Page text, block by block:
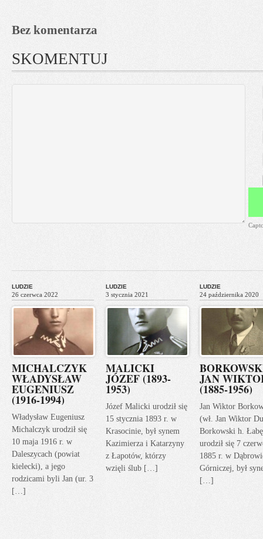
Bez komentarza
SKOMENTUJ
LUDZIE
26 czerwca 2022
MICHALCZYK
WŁADYSŁAW
EUGENIUSZ
(1916-1994)
Władysław Eugeniusz
Michalczyk urodził się
10 maja 1916 r. w
Daleszycach (powiat
kielecki), a jego
rodzicami byli Jan (ur. 3
[…]
LUDZIE
3 stycznia 2021
MALICKI
JÓZEF (1893-
1953)
Józef Malicki urodził się
15 stycznia 1893 r. w
Krasocinie, był synem
Kazimierza i Katarzyny
z Łapotów, którzy
wzięli ślub […]
LUDZIE
24 października 2020
JAN
(1885-1956)
Jan Wiktor
(wł. Jan Wiktor
Borkowski h.
urodził się 7
1885 r. w
Górniczej, był
[…]